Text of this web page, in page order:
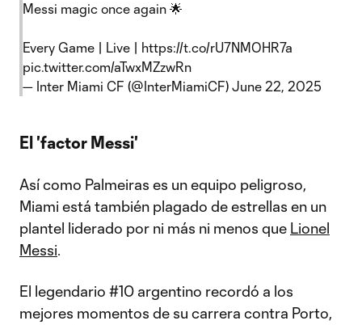
Messi magic once again 🌟
Every Game | Live | https://t.co/rU7NMOHR7a
pic.twitter.com/aTwxMZzwRn
— Inter Miami CF (@InterMiamiCF) June 22, 2025
El 'factor Messi'
Así como Palmeiras es un equipo peligroso,
Miami está también plagado de estrellas en un
plantel liderado por ni más ni menos que Lionel
Messi.
El legendario #10 argentino recordó a los
mejores momentos de su carrera contra Porto,